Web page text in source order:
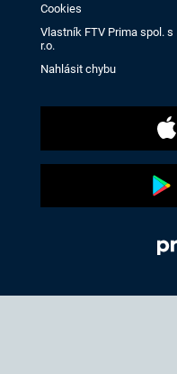
Cookies
Vlastník FTV Prima spol. s
r.o.
Nahlásit chybu